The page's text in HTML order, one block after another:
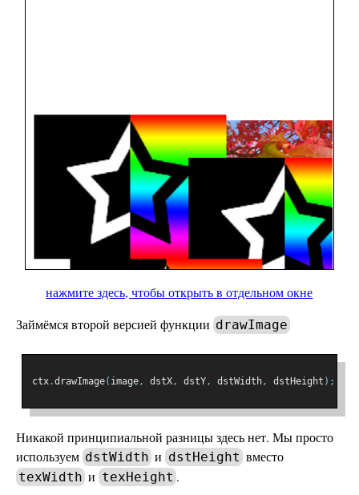
нажмите здесь, чтобы открыть в отдельном окне
Займёмся второй версией функции drawImage
ctx.drawImage( image, dstX, dstY, dstWidth, dstHeight );
Никакой принципиальной разницы здесь нет. Мы просто
используем dstWidth и dstHeight вместо
texWidth и texHeight .